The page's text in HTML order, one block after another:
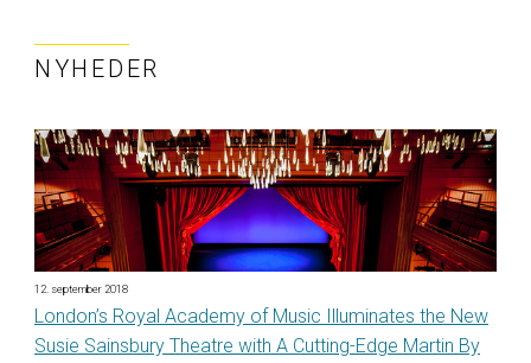
NYHEDER
12. september 2018
London’s Royal Academy of Music Illuminates the New
Susie Sainsbury Theatre with A Cutting-Edge Martin By